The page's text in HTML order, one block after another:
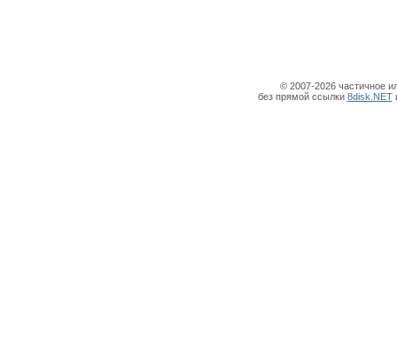
© 2007-2026 частичное
без прямой ссылки 8disk.NET